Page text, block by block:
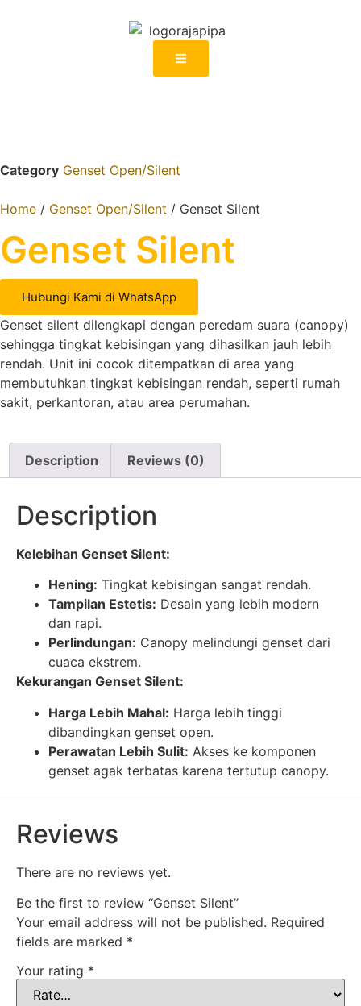
Category Genset Open/Silent
Home / Genset Open/Silent / Genset Silent
Genset Silent
Hubungi Kami di WhatsApp
Genset silent dilengkapi dengan peredam suara (canopy)
sehingga tingkat kebisingan yang dihasilkan jauh lebih
rendah. Unit ini cocok ditempatkan di area yang
membutuhkan tingkat kebisingan rendah, seperti rumah
sakit, perkantoran, atau area perumahan.
Description Reviews (0)
Description
Kelebihan Genset Silent:
Hening: Tingkat kebisingan sangat rendah.
Tampilan Estetis: Desain yang lebih modern
dan rapi.
Perlindungan: Canopy melindungi genset dari
cuaca ekstrem.
Kekurangan Genset Silent:
Harga Lebih Mahal: Harga lebih tinggi
dibandingkan genset open.
Perawatan Lebih Sulit: Akses ke komponen
genset agak terbatas karena tertutup canopy.
Reviews
There are no reviews yet.
Be the first to review “Genset Silent”
Your email address will not be published. Required
fields are marked *
Your rating *